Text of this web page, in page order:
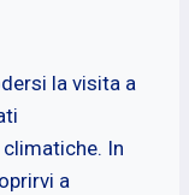
la visita a
In
a